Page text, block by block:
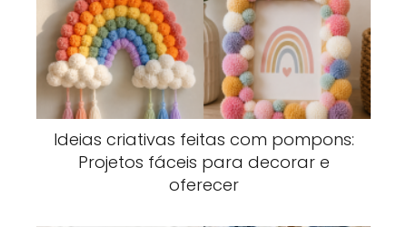
Ideias criativas feitas com pompons:
Projetos fáceis para decorar e
oferecer